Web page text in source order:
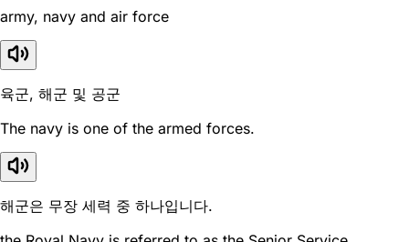
army, navy and air force
육군, 해군 및 공군
The navy is one of the armed forces.
해군은 무장 세력 중 하나입니다.